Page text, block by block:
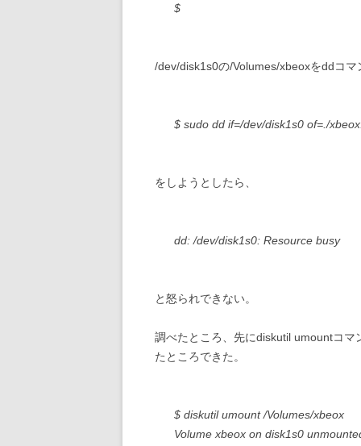
$
/dev/disk1s0の/Volumes/xbeoxをddコ
$ sudo dd if=/dev/disk1s0 of=./
をしようとしたら、
dd: /dev/disk1s0: Resource busy
と怒られできない。
調べたところ、先にdiskutil umountコ
たところできた。
$ diskutil umount /Volumes/xbeox
Volume xbeox on disk1s0